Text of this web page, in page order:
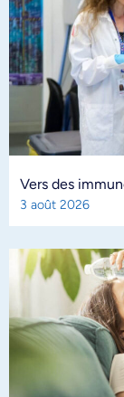
Vers des
3 août 2026